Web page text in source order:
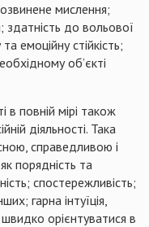
мислення;
здатність до вольової
емоційну стійкість;
об’єкті
в повній мірі також
діяльності. Така
справедливою і
порядність та
спостережливість;
гарна інтуїція,
орієнтуватися в